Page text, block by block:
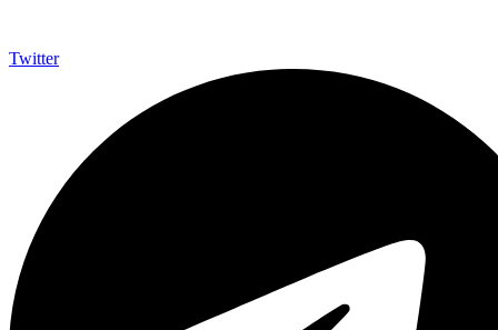
Twitter